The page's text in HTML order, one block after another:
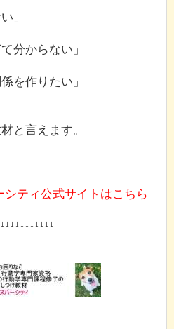
」
分からない」
を作りたい」
と言えます。
ティ公式サイトはこちら